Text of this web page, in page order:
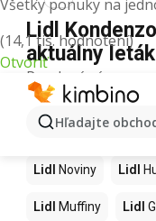
Všetky ponuky na
(14,1 tis. hodnotení)
Otvoriť
Hľadajte
Lidl
aktuálny leták
Pre daný výraz
Ďalšie
Lidl Kapor
Lidl Noviny Lidl
Lidl Muffiny Lidl